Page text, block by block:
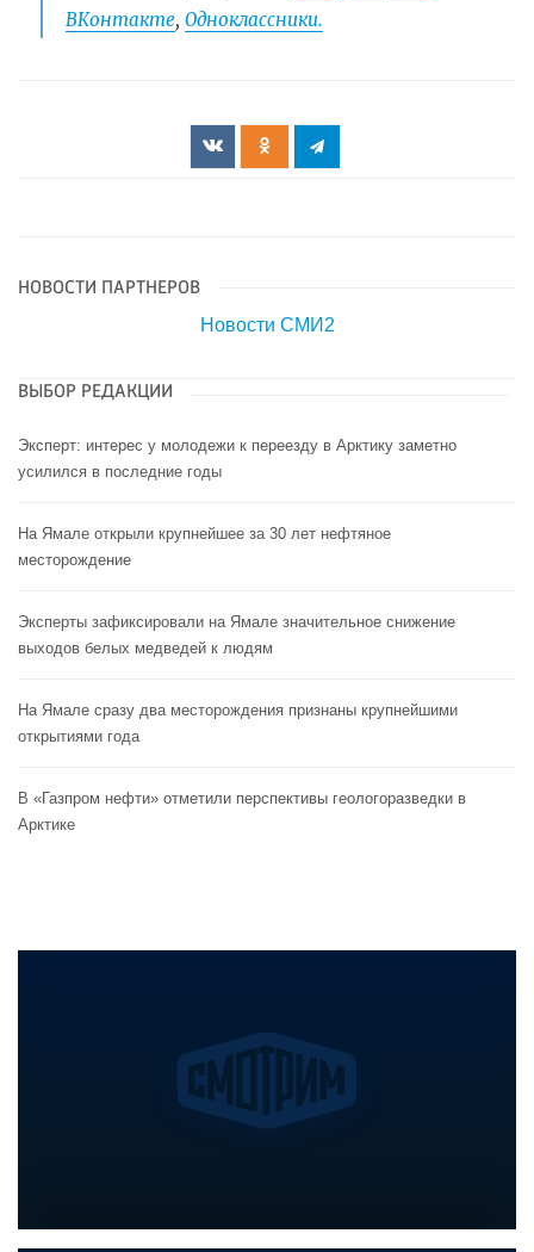
ВКонтакте, Одноклассники.
НОВОСТИ ПАРТНЕРОВ
Новости СМИ2
ВЫБОР РЕДАКЦИИ
Эксперт: интерес у молодежи к переезду в Арктику заметно
усилился в последние годы
На Ямале открыли крупнейшее за 30 лет нефтяное
месторождение
Эксперты зафиксировали на Ямале значительное снижение
выходов белых медведей к людям
На Ямале сразу два месторождения признаны крупнейшими
открытиями года
В «Газпром нефти» отметили перспективы геологоразведки в
Арктике